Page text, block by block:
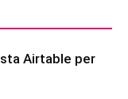
Airtable per